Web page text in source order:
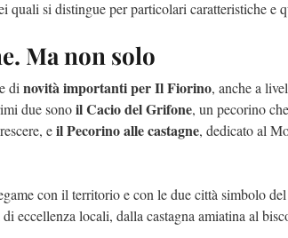
quali si distingue per particolari caratteristiche e
Ma non solo
di novità importanti per Il Fiorino, anche a
due sonoil Cacio del Grifone, un pecorino
eil Pecorino alle castagne, dedicato al
con il territorio e con le due città simbolo
eccellenza locali, dalla castagna amiatina al